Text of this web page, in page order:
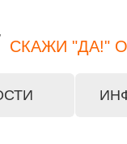
СКАЖИ "ДА!"